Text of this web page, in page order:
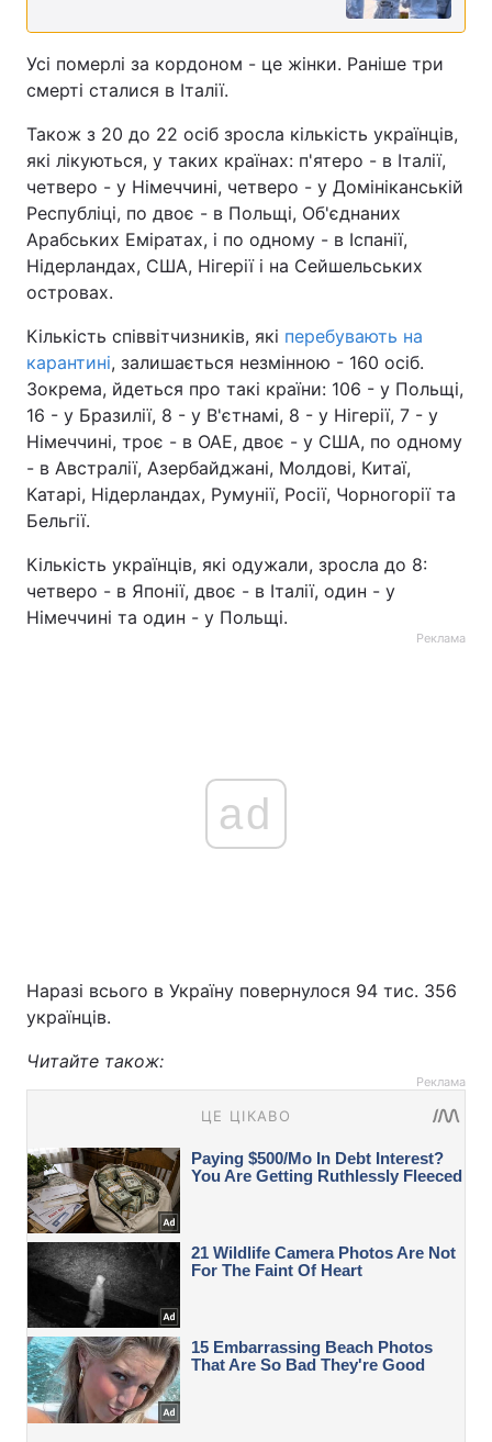
Усі померлі за кордоном - це жінки. Раніше три
смерті сталися в Італії.
Також з 20 до 22 осіб зросла кількість українців,
які лікуються, у таких країнах: п'ятеро - в Італії,
четверо - у Німеччині, четверо - у Домініканській
Республіці, по двоє - в Польщі, Об'єднаних
Арабських Еміратах, і по одному - в Іспанії,
Нідерландах, США, Нігерії і на Сейшельських
островах.
Кількість співвітчизників, які перебувають на
карантині, залишається незмінною - 160 осіб.
Зокрема, йдеться про такі країни: 106 - у Польщі,
16 - у Бразилії, 8 - у В'єтнамі, 8 - у Нігерії, 7 - у
Німеччині, троє - в ОАЕ, двоє - у США, по одному
- в Австралії, Азербайджані, Молдові, Китаї,
Катарі, Нідерландах, Румунії, Росії, Чорногорії та
Бельгії.
Кількість українців, які одужали, зросла до 8:
четверо - в Японії, двоє - в Італії, один - у
Німеччині та один - у Польщі.
Реклама
ad
Наразі всього в Україну повернулося 94 тис. 356
українців.
Читайте також:
Реклама